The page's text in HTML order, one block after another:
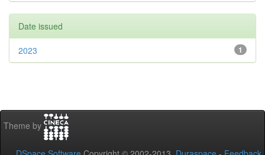
Date issued
1
2023
Theme by